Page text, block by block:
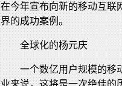
在今年宣布向新的移动互联
界的成功案例。
全球化的杨元庆
一个数亿用户规模的移
业来说，这将是一次绝佳的